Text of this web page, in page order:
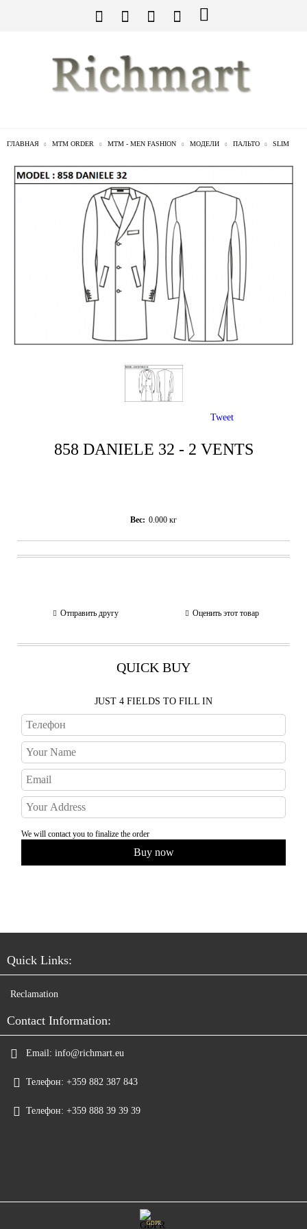
ГЛАВНАЯ MTM ORDER MTM - MEN FASHION МОДЕЛИ ПАЛЬТО SLIM
858 DANIELE 32 - 2 VENTS
Вес: 0.000 кг
Отправить другу Оценить этот товар
QUICK BUY
JUST 4 FIELDS TO FILL IN
We will contact you to finalize the order
Tweet
Quick Links:
Reclamation
Contact Information:
Email: info@richmart.eu
Телефон: +359 882 387 843
Телефон: +359 888 39 39 39
GDPR